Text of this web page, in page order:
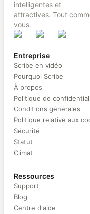
intelligentes et
attractives. Tout
vous.
Entreprise
Scribe en vidéo
Pourquoi Scribe
À propos
Politique de
Conditions générales
Politique relative aux
Sécurité
Statut
Climat
Ressources
Support
Blog
Centre d'aide